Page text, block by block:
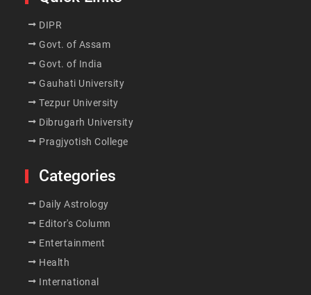
DIPR
Govt. of Assam
Govt. of India
Gauhati University
Tezpur University
Dibrugarh University
Pragjyotish College
Categories
Daily Astrology
Editor's Column
Entertainment
Health
International